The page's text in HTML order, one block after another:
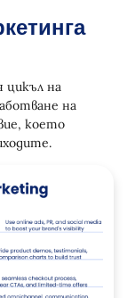
на
на
което